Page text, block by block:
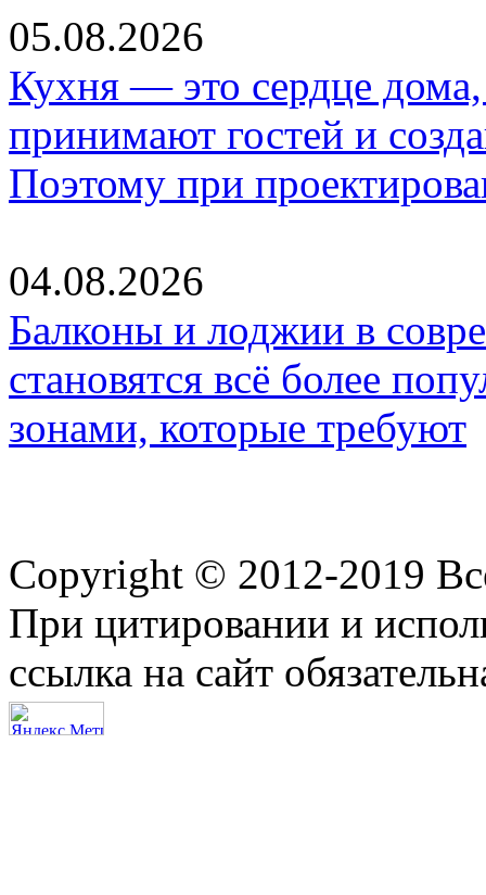
05.08.2026
Кухня — это сердце дома,
принимают гостей и
Поэтому при
04.08.2026
Балконы и лоджии в
становятся всё более
зонами, которые требуют
Copyright © 2012-2019
При цитировании и
ссылка на сайт